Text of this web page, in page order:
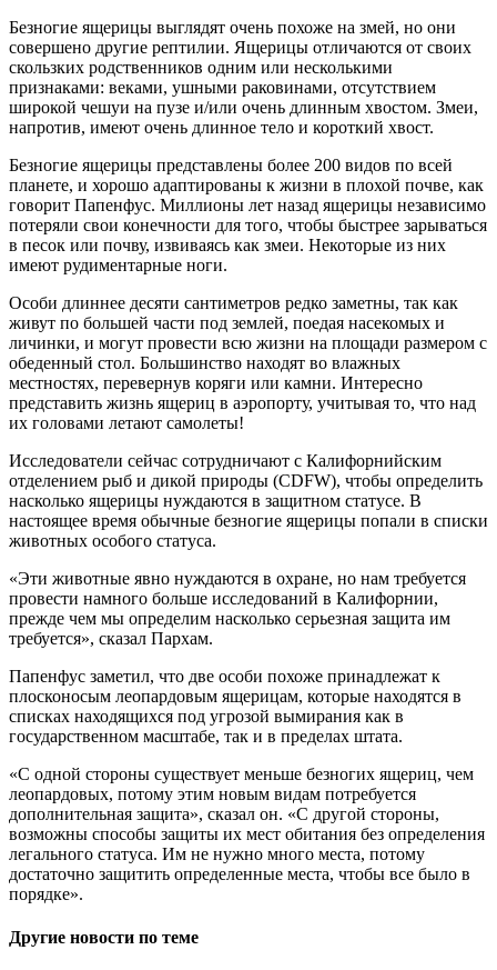
Безногие ящерицы выглядят очень похоже на змей, но они
совершено другие рептилии. Ящерицы отличаются от своих
скользких родственников одним или несколькими
признаками: веками, ушными раковинами, отсутствием
широкой чешуи на пузе и/или очень длинным хвостом. Змеи,
напротив, имеют очень длинное тело и короткий хвост.
Безногие ящерицы представлены более 200 видов по всей
планете, и хорошо адаптированы к жизни в плохой почве, как
говорит Папенфус. Миллионы лет назад ящерицы независимо
потеряли свои конечности для того, чтобы быстрее зарываться
в песок или почву, извиваясь как змеи. Некоторые из них
имеют рудиментарные ноги.
Особи длиннее десяти сантиметров редко заметны, так как
живут по большей части под землей, поедая насекомых и
личинки, и могут провести всю жизни на площади размером с
обеденный стол. Большинство находят во влажных
местностях, перевернув коряги или камни. Интересно
представить жизнь ящериц в аэропорту, учитывая то, что над
их головами летают самолеты!
Исследователи сейчас сотрудничают с Калифорнийским
отделением рыб и дикой природы (CDFW), чтобы определить
насколько ящерицы нуждаются в защитном статусе. В
настоящее время обычные безногие ящерицы попали в списки
животных особого статуса.
«Эти животные явно нуждаются в охране, но нам требуется
провести намного больше исследований в Калифорнии,
прежде чем мы определим насколько серьезная защита им
требуется», сказал Пархам.
Папенфус заметил, что две особи похоже принадлежат к
плосконосым леопардовым ящерицам, которые находятся в
списках находящихся под угрозой вымирания как в
государственном масштабе, так и в пределах штата.
«С одной стороны существует меньше безногих ящериц, чем
леопардовых, потому этим новым видам потребуется
дополнительная защита», сказал он. «С другой стороны,
возможны способы защиты их мест обитания без определения
легального статуса. Им не нужно много места, потому
достаточно защитить определенные места, чтобы все было в
порядке».
Другие новости по теме